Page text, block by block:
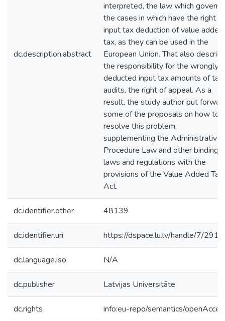
dc.description.abstract
interpreted, the law which governs
the cases in which have the right to
input tax deduction of value added
tax, as they can be used in the
European Union. That also
the responsibility for the wrongly
deducted input tax amounts of tax
audits, the right of appeal. As a
result, the study author put
some of the proposals on how to
resolve this problem,
supplementing the Administrative
Procedure Law and other binding
laws and regulations with the
provisions of the Value Added Tax
Act.
dc.identifier.other 48139
dc.identifier.uri https://dspace.lu.lv/handle/7/
dc.language.iso N/A
dc.publisher Latvijas Universitāte
dc.rights info:eu-repo/semantics/